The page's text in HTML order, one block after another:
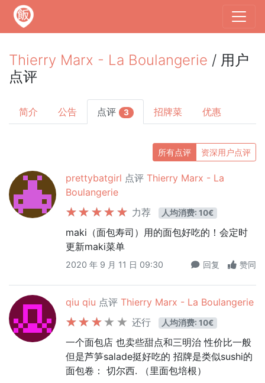
Thierry Marx - La Boulangerie / 用户
点评
简介 公告 点评 3 招牌菜 优惠
所有点评 资深用户点评
prettybatgirl 点评 Thierry Marx - La
Boulangerie
力荐
人均消费: 10€
maki（面包寿司）用的面包好吃的！会定时
更新maki菜单
2020 年 9 月 11 日 09:30 回复 赞同
qiu qiu 点评 Thierry Marx - La Boulangerie
还行
人均消费: 10€
一个面包店 也卖些甜点和三明治 性价比一般
但是芦笋salade挺好吃的 招牌是类似sushi的
面包卷： 切尔西. （里面包培根）